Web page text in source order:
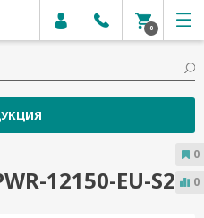
0
12150-EU-S2
0
0